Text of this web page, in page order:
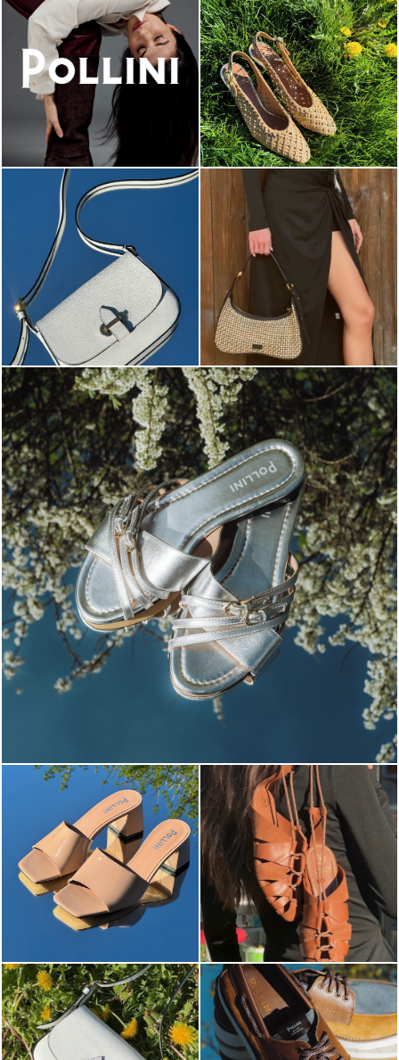
Blending sass and class, the Echos mule in silver is...